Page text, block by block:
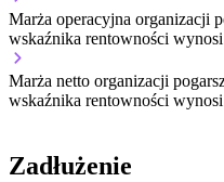
Marża operacyjna organizacji
wskaźnika rentowności
Marża netto organizacji
wskaźnika rentowności
Zadłużenie